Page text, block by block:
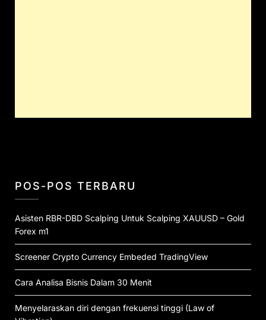
POS-POS TERBARU
Asisten RBR-DBD Scalping Untuk Scalping XAUUSD – Gold
Forex m1
Screener Crypto Currency Embeded TradingView
Cara Analisa Bisnis Dalam 30 Menit
Menyelaraskan diri dengan frekuensi tinggi (Law of